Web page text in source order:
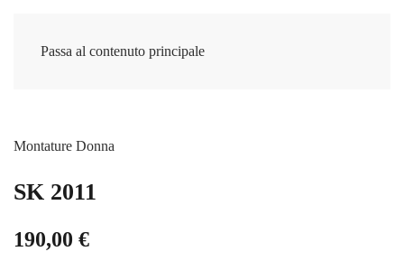
Passa al contenuto principale
Montature Donna
SK 2011
190,00 €